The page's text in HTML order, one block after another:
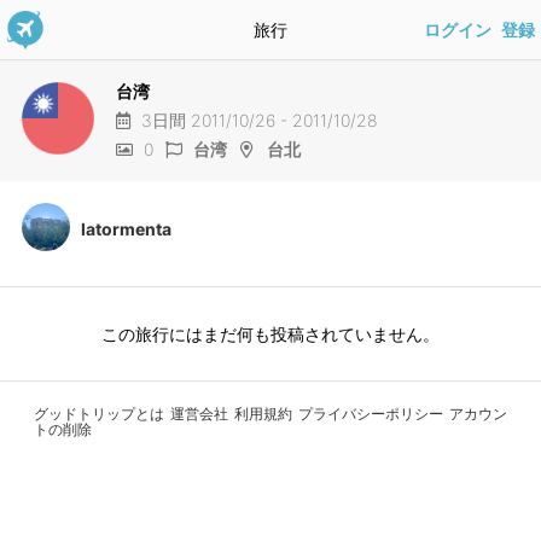
旅行 ログイン 登録
台湾
3日間 2011/10/26 - 2011/10/28
0
台湾 台北
latormenta
この旅行にはまだ何も投稿されていません。
グッドトリップとは 運営会社 利用規約 プライバシーポリシー アカウン
トの削除